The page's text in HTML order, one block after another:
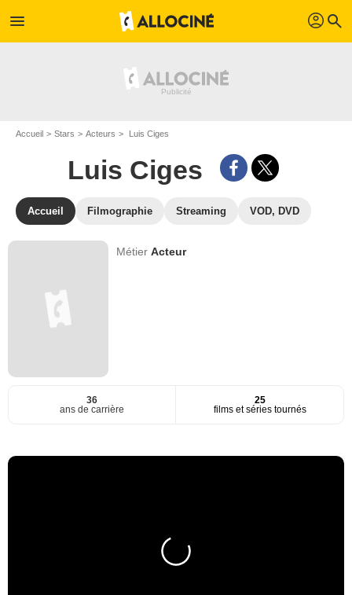
menu profil search
Accueil Stars Acteurs Luis Ciges
Luis Ciges
Accueil Filmographie Streaming VOD, DVD
MétierActeur
36
ans de carrière
25
films et séries tournés